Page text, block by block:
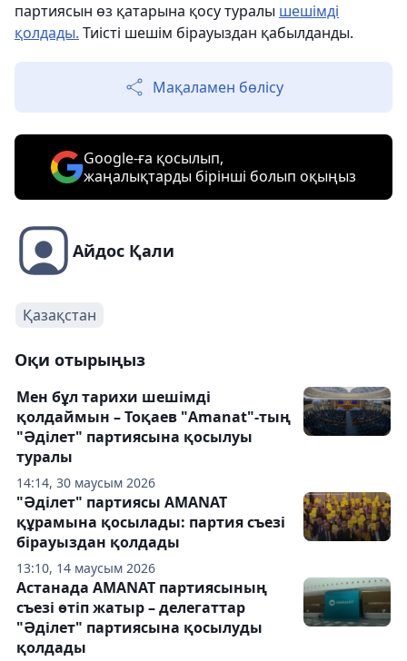
партиясын өз қатарына қосу туралы шешімді
қолдады. Тиісті шешім бірауыздан қабылданды.
Мақаламен бөлісу
Google-ға қосылып,
жаңалықтарды бірінші болып оқыңыз
Айдос Қали
Қазақстан
Оқи отырыңыз
14:14, 30 маусым 2026
Мен бұл тарихи шешімді
қолдаймын – Тоқаев "Amanat"-тың
"Әділет" партиясына қосылуы
туралы
13:10, 14 маусым 2026
"Әділет" партиясы AMANAT
құрамына қосылады: партия съезі
бірауыздан қолдады
Астанада AMANAT партиясының
съезі өтіп жатыр – делегаттар
"Әділет" партиясына қосылуды
қолдады